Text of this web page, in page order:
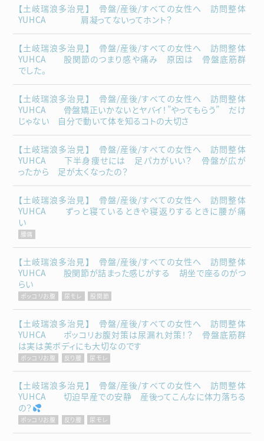
【土岐瑞浪多治見】 骨盤/産後/すべての女性へ 訪問整体
YUHCA 肩凝ってないってホント？
【土岐瑞浪多治見】 骨盤/産後/すべての女性へ 訪問整体
YUHCA 股関節のつまり感や痛み 原因は 骨盤底筋群
でした。
【土岐瑞浪多治見】 骨盤/産後/すべての女性へ 訪問整体
YUHCA 骨盤矯正いかないとヤバイ！”やってもらう” だけ
じゃない 自分で動いて体を知るコトの大切さ
【土岐瑞浪多治見】 骨盤/産後/すべての女性へ 訪問整体
YUHCA 下半身痩せには 足パカがいい？ 骨盤が広が
ったから 足が太くなったの？
【土岐瑞浪多治見】 骨盤/産後/すべての女性へ 訪問整体
YUHCA ずっと寝ているときや寝返りするときに腰が痛
い
腰痛
【土岐瑞浪多治見】 骨盤/産後/すべての女性へ 訪問整体
YUHCA 股関節が詰まった感じがする 胡坐で座るのがつ
らい
ポッコリお腹 尿モレ 股関節
【土岐瑞浪多治見】 骨盤/産後/すべての女性へ 訪問整体
YUHCA ポッコリお腹対策は尿漏れ対策！？ 骨盤底筋群
は実は美ボディにも大切なのです
ポッコリお腹 反り腰 尿モレ
【土岐瑞浪多治見】 骨盤/産後/すべての女性へ 訪問整体
YUHCA 切迫早産での安静 産後ってこんなに体力落ちる
の？
ポッコリお腹 反り腰 尿モレ